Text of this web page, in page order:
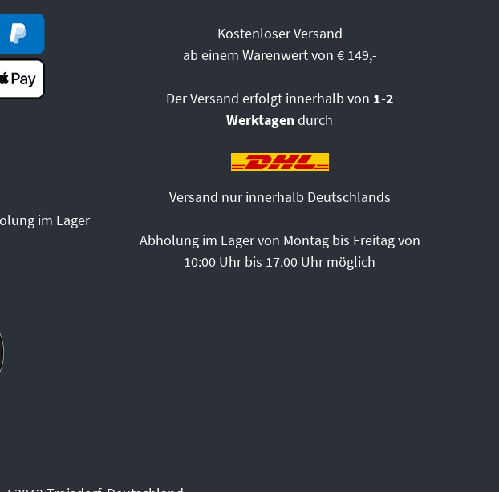
im Lager
Kostenloser Versand
ab einem Warenwert von € 149,-
Der Versand erfolgt innerhalb von 1-2
Werktagendurch
Versand nur innerhalb Deutschlands
Abholung im Lager von Montag bis Freitag von
10:00 Uhr bis 17.00 Uhr möglich